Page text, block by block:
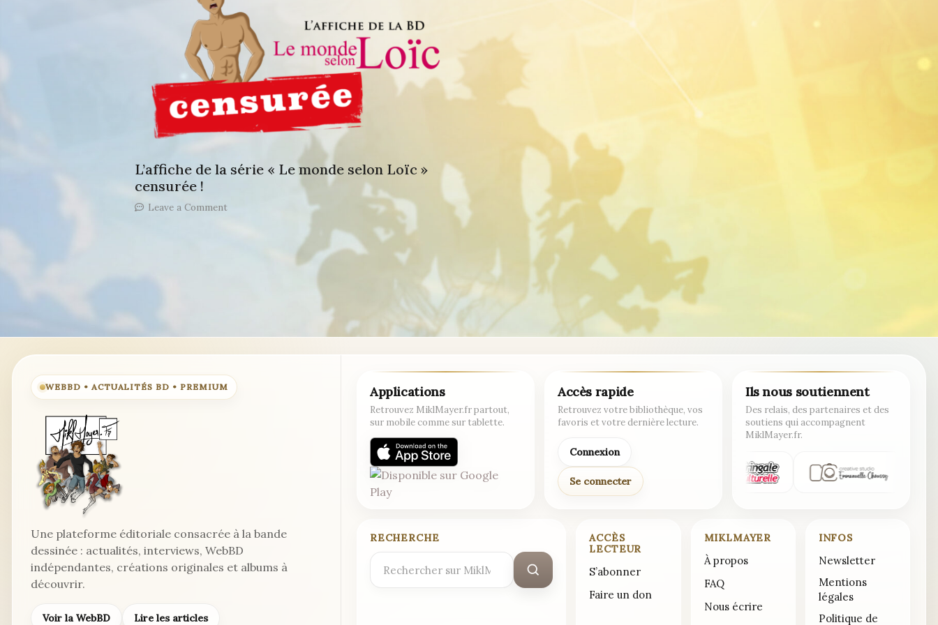
L’affiche de la série « Le monde selon Loïc »
censurée !
Leave a Commenton
WEBBD • ACTUALITÉS BD • PREMIUM
Une plateforme éditoriale consacrée à la bande
dessinée : actualités, interviews, WebBD
indépendantes, créations originales et albums à
découvrir.
Voir la WebBD Lire les articles
Applications
Retrouvez MiklMayer.fr partout,
sur mobile comme sur tablette.
Accès rapide
Retrouvez votre bibliothèque, vos
favoris et votre dernière lecture.
Connexion
Se connecter
Ils nous soutiennent
Des relais, des partenaires et des
soutiens qui accompagnent
MiklMayer.fr.
RECHERCHE
Rechercher
ACCÈS
LECTEUR
S’abonner
Faire un don
MIKLMAYER
À propos
FAQ
Nous écrire
INFOS
Newsletter
Mentions
légales
Politique de